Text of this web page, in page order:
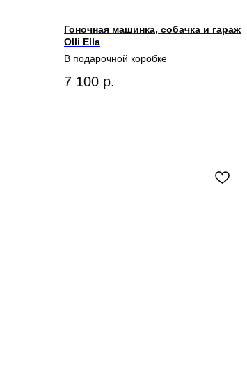
Гоночная машинка, собачка и гараж
Olli Ella
В подарочной коробке
7 100 р.